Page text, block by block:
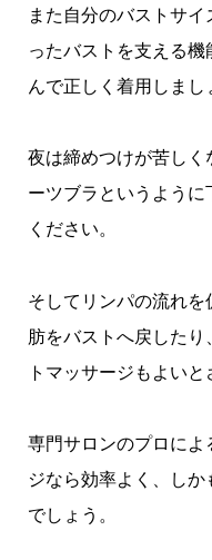
また自分のバストサ
ったバストを支える
んで正しく着用しまし
夜は締めつけが苦しく
ーツブラというよう
ください。
そしてリンパの流れ
肪をバストへ戻した
トマッサージもよいと
専門サロンのプロによ
ジなら効率よく、し
でしょう。